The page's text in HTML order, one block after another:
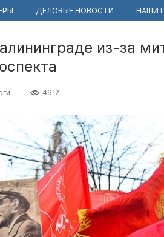
ДЕЛОВЫЕ НОВОСТИ НАШИ
из-за
4912